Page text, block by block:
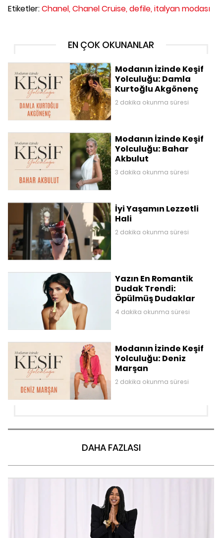
Etiketler:Chanel,Chanel Cruise,defile,italyan modası
EN ÇOK OKUNANLAR
Modanın İzinde Keşif
Yolculuğu: Damla
Kurtoğlu Akgönenç
2 dakika okunma süresi
Modanın İzinde Keşif
Yolculuğu: Bahar
Akbulut
3 dakika okunma süresi
İyi Yaşamın Lezzetli
Hali
2 dakika okunma süresi
Yazın En Romantik
Dudak Trendi:
Öpülmüş Dudaklar
4 dakika okunma süresi
Modanın İzinde Keşif
Yolculuğu: Deniz
Marşan
2 dakika okunma süresi
DAHA FAZLASI